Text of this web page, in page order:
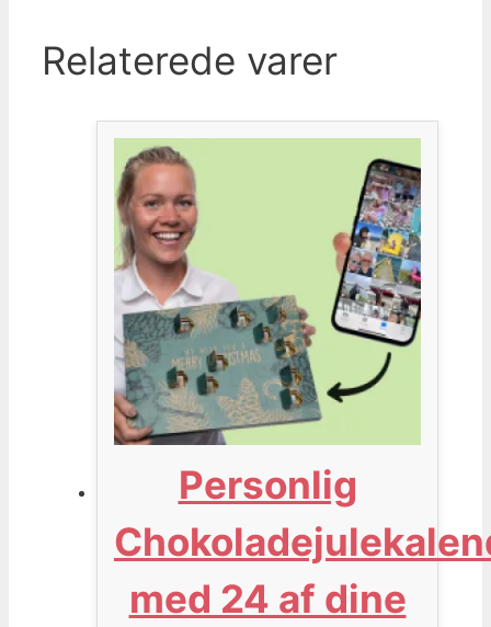
Relaterede varer
Personlig
med 24 af dine